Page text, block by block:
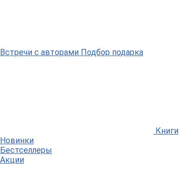
Встречи с авторами Подбор подарка
Книги
Новинки
Бестселлеры
Акции